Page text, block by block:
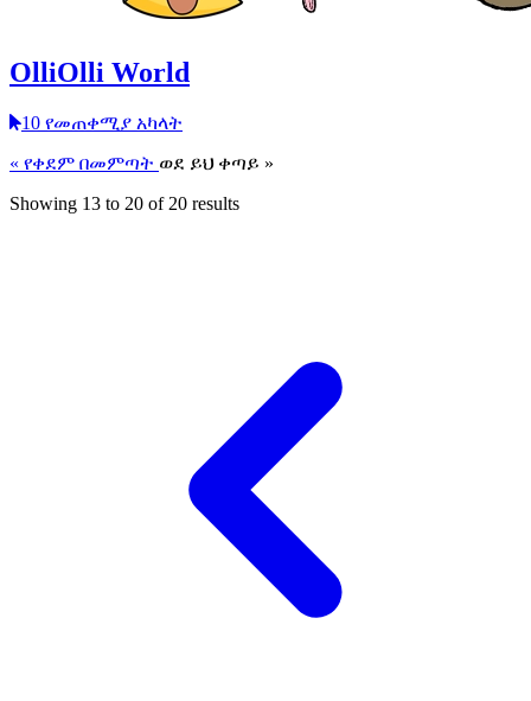
OlliOlli World
10 የመጠቀሚያ አካላት
« የቀደም በመምጣት ወደ ይህ ቀጣይ »
Showing 13 to 20 of 20 results